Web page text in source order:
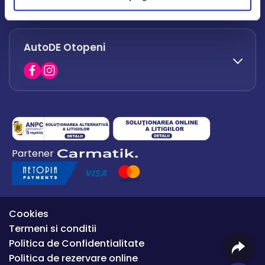
office.afumati@autode.ro
0730 063 852
0730 063 851
AutoDE Otopeni
0754 649 360
office.premium@autode.ro
Partener
Cookies
Termeni si conditii
Politica de Confidentialitate
Politica de rezervare online